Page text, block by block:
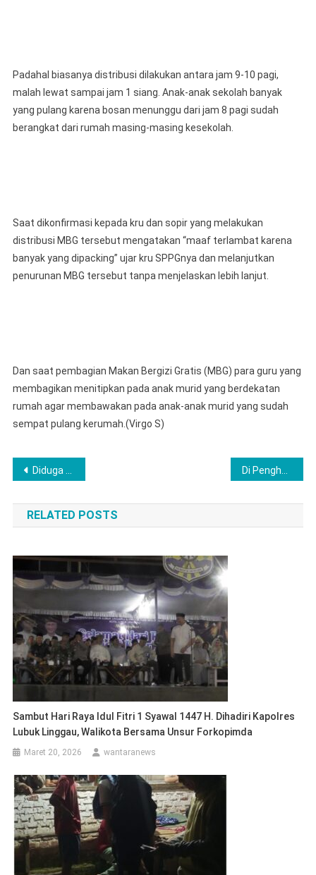
Padahal biasanya distribusi dilakukan antara jam 9-10 pagi,
malah lewat sampai jam 1 siang. Anak-anak sekolah banyak
yang pulang karena bosan menunggu dari jam 8 pagi sudah
berangkat dari rumah masing-masing kesekolah.
Saat dikonfirmasi kepada kru dan sopir yang melakukan
distribusi MBG tersebut mengatakan “maaf terlambat karena
banyak yang dipacking” ujar kru SPPGnya dan melanjutkan
penurunan MBG tersebut tanpa menjelaskan lebih lanjut.
Dan saat pembagian Makan Bergizi Gratis (MBG) para guru yang
membagikan menitipkan pada anak murid yang berdekatan
rumah agar membawakan pada anak-anak murid yang sudah
sempat pulang kerumah.(Virgo S)
Navigasi
pos
Diduga Tidak Transparan, Pembagian Advertorial DPRD Lubuklinggau Disorot Wartawan
RELATED POSTS
Sambut Hari Raya Idul Fitri 1 Syawal 1447 H. Dihadiri Kapolres
Lubuk Linggau, Walikota Bersama Unsur Forkopimda
Maret 20, 2026 wantaranews